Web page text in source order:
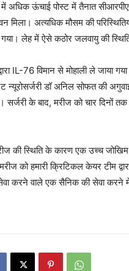
में अधिक ऊंचाई पोस्ट में तैनात
मिला। अत्यधिक मौसम की
लेह में ऐसे कठोर जलवायु की
IL-76 विमान से मोहाली ले जाया
न्यूरोसर्जरी डॉ अनिल सोफत की
के बाद, मरीज को चार दिनों
की स्थिति के कारण एक उच्च जोखिम
को हमारी क्रिटिकल केयर टीम
करने वाले एक सैनिक की सेवा करने